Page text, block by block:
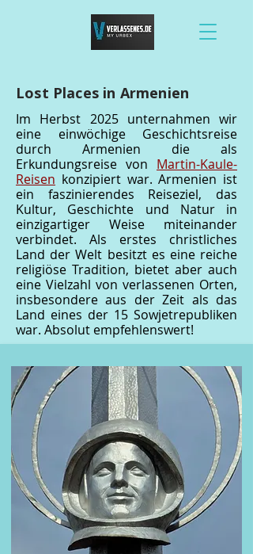
Lost Places in Armenien
Im Herbst 2025 unternahmen wir
eine einwöchige Geschichtsreise
durch Armenien die als
Erkundungsreise von Martin-Kaule-
Reisen konzipiert war. Armenien ist
ein faszinierendes Reiseziel, das
Kultur, Geschichte und Natur in
einzigartiger Weise miteinander
verbindet. Als erstes christliches
Land der Welt besitzt es eine reiche
religiöse Tradition, bietet aber auch
eine Vielzahl von verlassenen Orten,
insbesondere aus der Zeit als das
Land eines der 15 Sowjetrepubliken
war. Absolut empfehlenswert!